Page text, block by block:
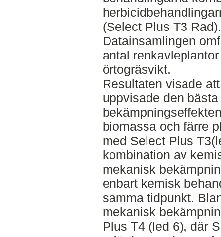
(Select Plus T3 Rad).
Datainsamlingen
antal
örtogräsvikt.
Resultaten visade
uppvisade den bästa
biomassa och färre
med Select Plus
kombination av
mekanisk
enbart kemisk
samma tidpunkt.
mekanisk
Plus T4 (led 6), där